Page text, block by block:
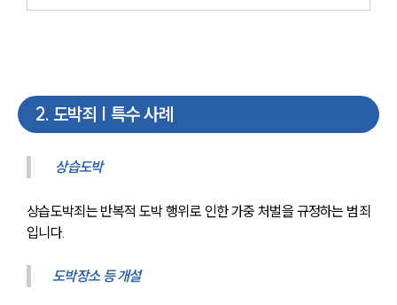
2. 도박죄 | 특수 사례
상습도박
상습도박죄는 반복적 도박 행위로 인한 가중 처벌을 규정하는 범죄
입니다.
도박장소 등 개설